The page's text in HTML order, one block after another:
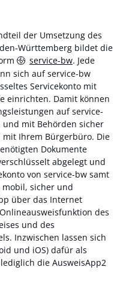
der Umsetzung des
Württemberg bildet die
service-bw. Jede
sich auf service-bw
Servicekonto mit
einrichten. Damit können
auf service-
mit Behörden sicher
Ihrem Bürgerbüro. Die
Dokumente
abgelegt und
von service-bw samt
sicher und
über das Internet
des
und des
Inzwischen lassen sich
und iOS) dafür als
die AusweisApp2